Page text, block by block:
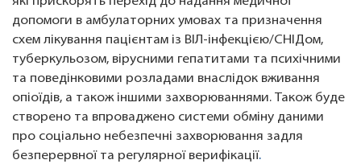
допомоги в амбулаторних умовах та призначення
схем лікування пацієнтам із ВІЛ-інфекцією/СНІДом,
туберкульозом, вірусними гепатитами та психічними
та поведінковими розладами внаслідок вживання
опіоїдів, а також іншими захворюваннями. Також буде
створено та впроваджено системи обміну даними
про соціально небезпечні захворювання задля
безперервної та регулярної верифікації.